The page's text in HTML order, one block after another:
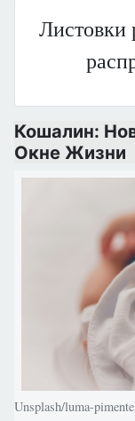
Листовки
Кошалин:
Окне Жизни
Unsplash/luma-